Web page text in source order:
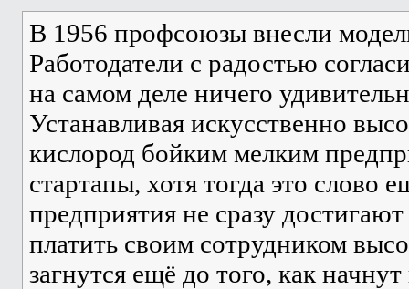
В 1956 профсоюзы внесли
Работодатели с радостью
на самом деле ничего
Устанавливая искусственно
кислород бойким мелким
стартапы, хотя тогда это слово
предприятия не сразу
платить своим сотрудником
загнутся ещё до того, как